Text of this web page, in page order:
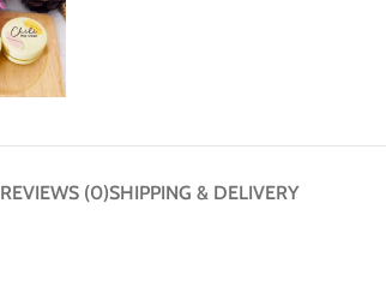
REVIEWS (0)SHIPPING & DELIVERY